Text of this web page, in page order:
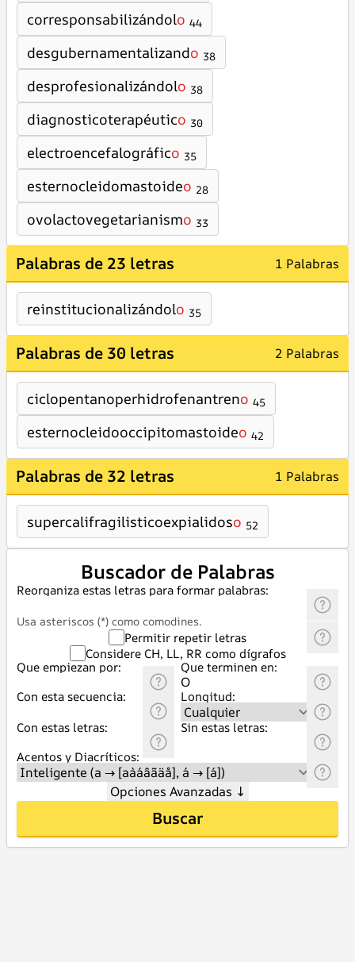
corresponsabilizándolo 44
desgubernamentalizando 38
desprofesionalizándolo 38
diagnosticoterapéutico 30
electroencefalográfico 35
esternocleidomastoideo 28
ovolactovegetarianismo 33
Palabras de 23 letras 1 Palabras
reinstitucionalizándolo 35
Palabras de 30 letras 2 Palabras
ciclopentanoperhidrofenantreno 45
esternocleidooccipitomastoideo 42
Palabras de 32 letras 1 Palabras
supercalifragilisticoexpialidoso 52
Buscador de Palabras
Reorganiza estas letras para formar palabras:
Usa asteriscos (*) como comodines.
Permitir repetir letras
Considere CH, LL, RR como dígrafos
Que empiezan por:
Que terminen en:
Con esta secuencia:
Longitud:
Con estas letras:
Sin estas letras:
Acentos y Diacríticos:
Opciones Avanzadas ↓
Buscar